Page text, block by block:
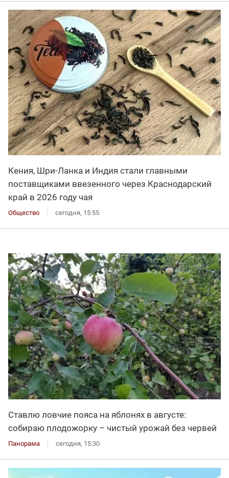
Кения, Шри-Ланка и Индия стали главными
поставщиками ввезенного через Краснодарский
край в 2026 году чая
Общество сегодня, 15:55
Ставлю ловчие пояса на яблонях в августе:
собираю плодожорку – чистый урожай без червей
Панорама сегодня, 15:30